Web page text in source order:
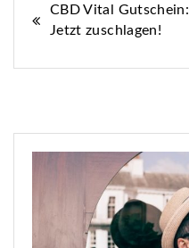
Beitrags-
CBD Vital Gutschein:
Jetzt zuschlagen!